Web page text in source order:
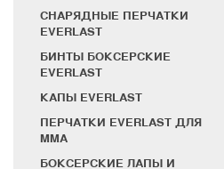
СНАРЯДНЫЕ ПЕРЧАТКИ
EVERLAST
БИНТЫ БОКСЕРСКИЕ
EVERLAST
КАПЫ EVERLAST
ПЕРЧАТКИ EVERLAST ДЛЯ
MMA
БОКСЕРСКИЕ ЛАПЫ И